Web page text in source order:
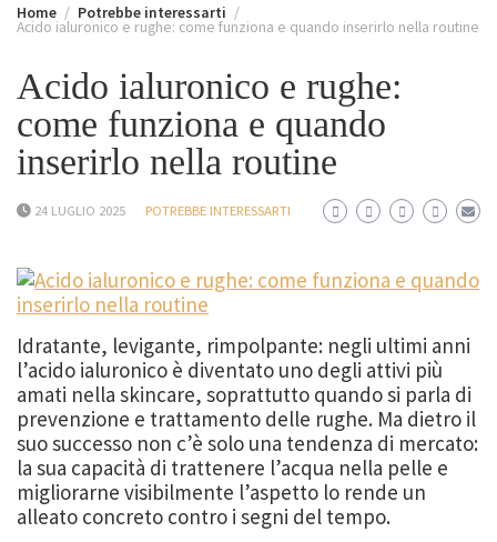
Home Potrebbe interessarti
Acido ialuronico e rughe: come funziona e quando inserirlo nella routine
Acido ialuronico e rughe:
come funziona e quando
inserirlo nella routine
24 LUGLIO 2025 POTREBBE INTERESSARTI
Idratante, levigante, rimpolpante: negli ultimi anni
l’acido ialuronico è diventato uno degli attivi più
amati nella skincare, soprattutto quando si parla di
prevenzione e trattamento delle rughe. Ma dietro il
suo successo non c’è solo una tendenza di mercato:
la sua capacità di trattenere l’acqua nella pelle e
migliorarne visibilmente l’aspetto lo rende un
alleato concreto contro i segni del tempo.